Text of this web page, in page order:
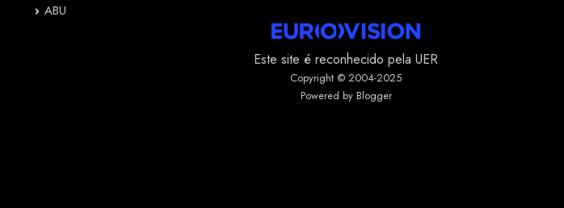
ABU
Este site é reconhecido pela UER
Copyright © 2004-2025
Powered by Blogger